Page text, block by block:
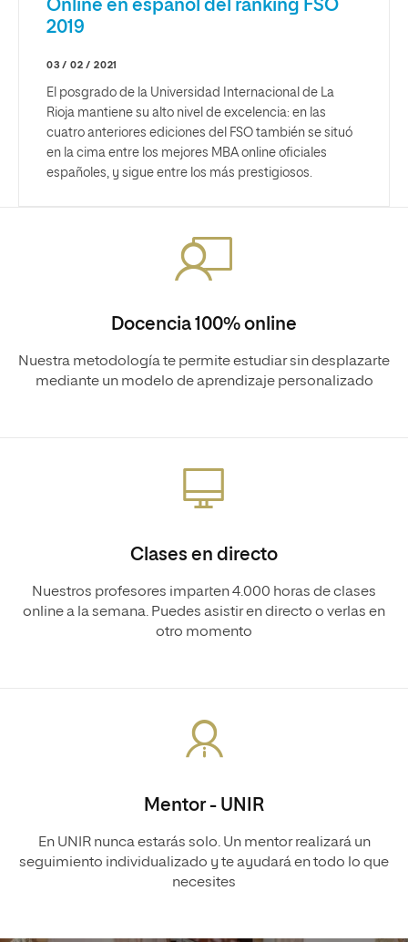
Online en español del ranking FSO
2019
03 / 02 / 2021
El posgrado de la Universidad Internacional de La
Rioja mantiene su alto nivel de excelencia: en las
cuatro anteriores ediciones del FSO también se situó
en la cima entre los mejores MBA online oficiales
españoles, y sigue entre los más prestigiosos.
Docencia 100% online
Nuestra metodología te permite estudiar sin desplazarte
mediante un modelo de aprendizaje personalizado
Clases en directo
Nuestros profesores imparten 4.000 horas de clases
online a la semana. Puedes asistir en directo o verlas en
otro momento
Mentor - UNIR
En UNIR nunca estarás solo. Un mentor realizará un
seguimiento individualizado y te ayudará en todo lo que
necesites